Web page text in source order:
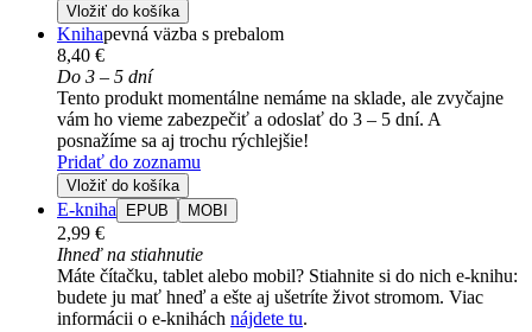
Vložiť do košíka
Knihapevná väzba s prebalom
8,40 €
Do 3 – 5 dní
Tento produkt momentálne nemáme na sklade, ale zvyčajne
vám ho vieme zabezpečiť a odoslať do 3 – 5 dní. A
posnažíme sa aj trochu rýchlejšie!
Pridať do zoznamu
Vložiť do košíka
E-kniha EPUB MOBI
2,99 €
Ihneď na stiahnutie
Máte čítačku, tablet alebo mobil? Stiahnite si do nich e-knihu:
budete ju mať hneď a ešte aj ušetríte život stromom. Viac
informácii o e-knihách nájdete tu.